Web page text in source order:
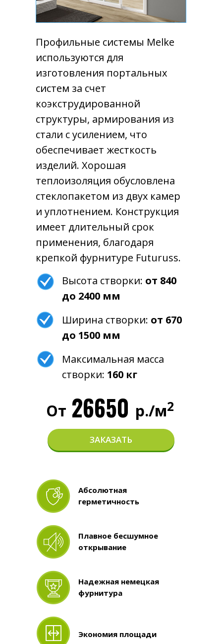
Профильные системы Melke
используются для
изготовления портальных
систем за счет
коэкструдированной
структуры, армирования из
стали с усилением, что
обеспечивает жесткость
изделий. Хорошая
теплоизоляция обусловлена
стеклопакетом из двух камер
и уплотнением. Конструкция
имеет длительный срок
применения, благодаря
крепкой фурнитуре Futuruss.
Высота створки: от 840
до 2400 мм
Ширина створки: от 670
до 1500 мм
Максимальная масса
створки: 160 кг
Абсолютная
герметичность
ЗАКАЗАТЬ
От 26650 р./м2
Плавное бесшумное
открывание
Надежная немецкая
фурнитура
Экономия площади